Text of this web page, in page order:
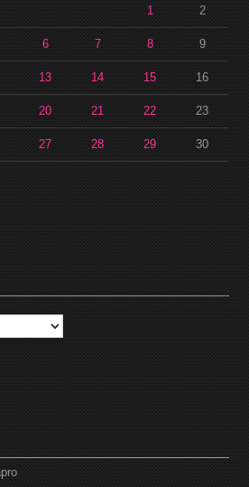
1 2
6 7 8 9
13 14 15 16
20 21 22 23
27 28 29 30